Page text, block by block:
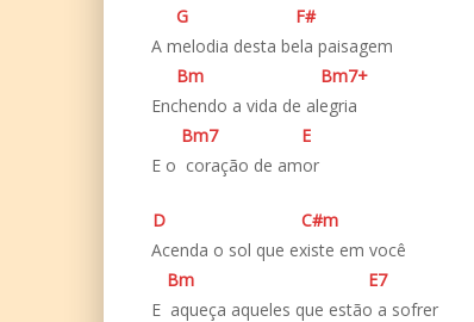
G
F#
A melodia desta bela paisagem
Bm Bm7+
Enchendo a vida de alegria
Bm7
E
E o coração de amor
D C#m
Acenda o sol que existe em você
Bm E7
E aqueça aqueles que estão a sofrer